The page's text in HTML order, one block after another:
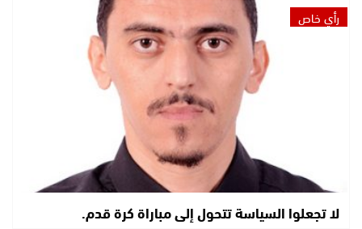
رأي خاص
لا تجعلوا السياسة تتحول إلى مباراة كرة قدم.